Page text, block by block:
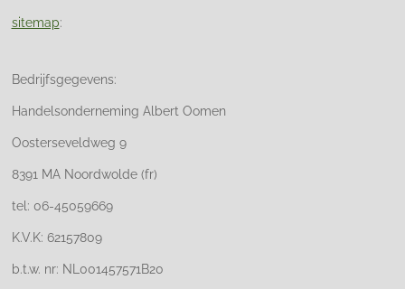
sitemap:
Bedrijfsgegevens:
Handelsonderneming Albert Oomen
Oosterseveldweg 9
8391 MA Noordwolde (fr)
tel: 06-45059669
K.V.K: 62157809
b.t.w. nr: NL001457571B20